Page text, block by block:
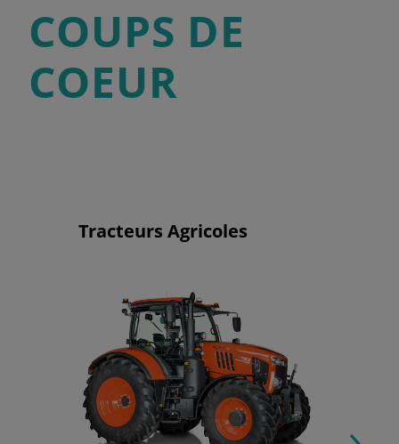
COUPS DE
COEUR
Tracteurs Agricoles